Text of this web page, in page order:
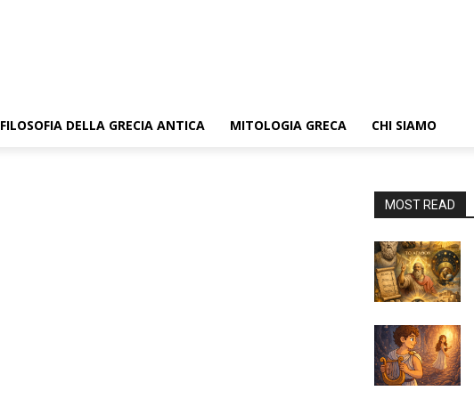
FILOSOFIA DELLA GRECIA ANTICA MITOLOGIA GRECA CHI SIAMO
MOST READ